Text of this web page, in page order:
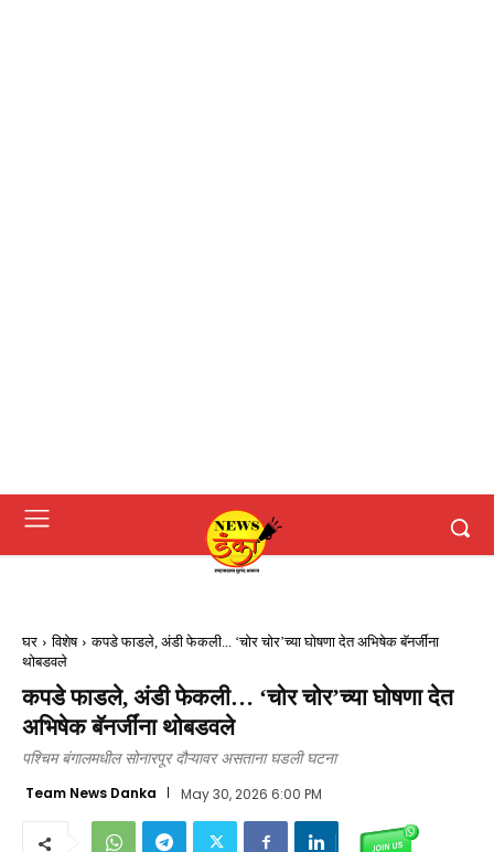
घर विशेष
कपडे फाडले, अंडी फेकली... ‘चोर चोर’च्या घोषणा देत अभिषेक बॅनर्जींना
थोबडवले
कपडे फाडले, अंडी फेकली… ‘चोर चोर’च्या घोषणा देत
अभिषेक बॅनर्जींना थोबडवले
पश्चिम बंगालमधील सोनारपूर दौऱ्यावर असताना घडली घटना
Team News Danka May 30, 2026 6:00 PM